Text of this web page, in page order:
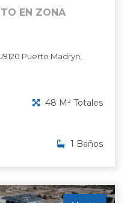
EN ZONA
Puerto Madryn,
48 M² Totales
1 Baños